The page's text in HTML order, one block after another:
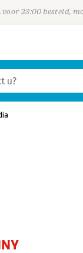
voor 23:00 besteld,